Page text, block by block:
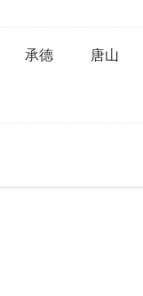
承德 唐山